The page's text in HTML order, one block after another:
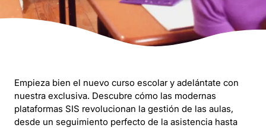
Empieza bien el nuevo curso escolar y adelántate con
nuestra exclusiva. Descubre cómo las modernas
plataformas SIS revolucionan la gestión de las aulas,
desde un seguimiento perfecto de la asistencia hasta